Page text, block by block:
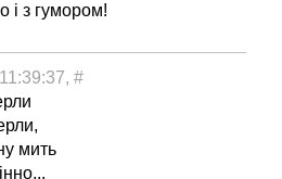
і з гумором!
#
мить